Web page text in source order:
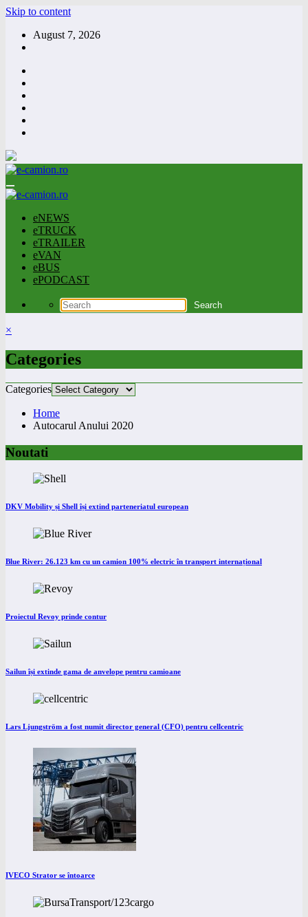
Skip to content
August 7, 2026
eNEWS
eTRUCK
eTRAILER
eVAN
eBUS
ePODCAST
×
Categories
Categories
Home
Autocarul Anului 2020
Noutati
DKV Mobility și Shell își extind parteneriatul european
Blue River: 26.123 km cu un camion 100% electric în transport internațional
Proiectul Revoy prinde contur
Sailun își extinde gama de anvelope pentru camioane
Lars Ljungström a fost numit director general (CFO) pentru cellcentric
IVECO Strator se întoarce